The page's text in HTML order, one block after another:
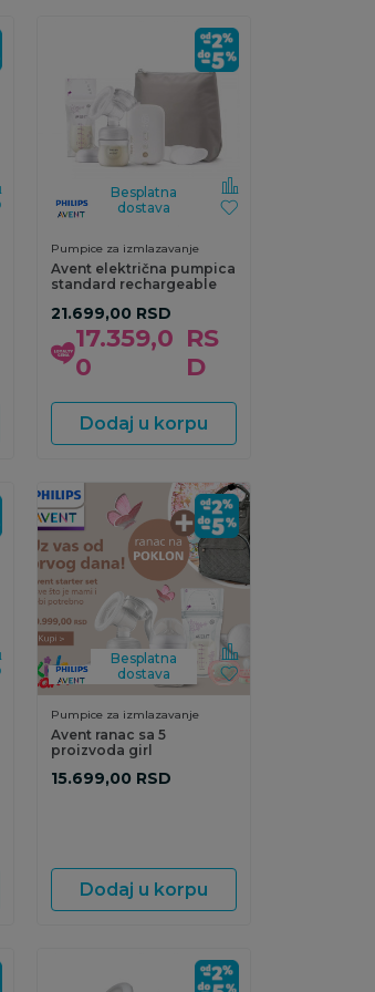
Besplatna
dostava
Pumpice za izmlazavanje
Avent električna pumpica
standard rechargeable
21.699,00 RSD
17.359,0
0
RS
D
Dodaj u korpu
Besplatna
dostava
Pumpice za izmlazavanje
Avent ranac sa 5
proizvoda girl
15.699,00 RSD
Dodaj u korpu